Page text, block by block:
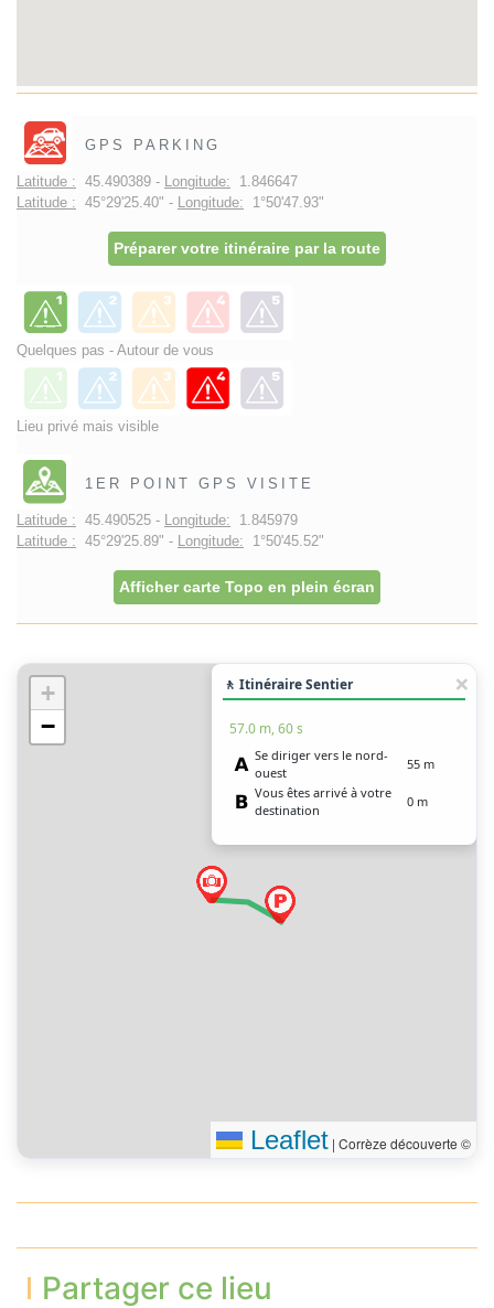
GPS PARKING
Latitude : 45.490389 - Longitude: 1.846647
Latitude : 45°29'25.40" - Longitude: 1°50'47.93"
Préparer votre itinéraire par la route
Quelques pas - Autour de vous
Lieu privé mais visible
1ER POINT GPS VISITE
Latitude : 45.490525 - Longitude: 1.845979
Latitude : 45°29'25.89" - Longitude: 1°50'45.52"
Afficher carte Topo en plein écran
+
−
🚶 Itinéraire Sentier
57.0 m, 60 s
Se diriger vers le nord-
ouest
55 m
Vous êtes arrivé à votre
destination
0 m
Leaflet | Corrèze découverte ©
Partager ce lieu